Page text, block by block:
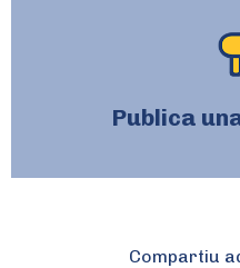
Publica
Compartiu